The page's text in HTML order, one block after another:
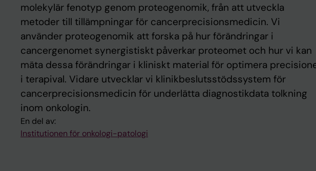
molekylär fenotyp genom proteogenomik, från att utveckla
metoder till tillämpningar för cancerprecisionsmedicin. Vi
använder proteogenomik att forska på hur förändringar i
cancergenomet synergistiskt påverkar proteomet och hur vi kan
mäta dessa förändringar i kliniskt material för optimera
i terapival. Vidare utvecklar vi klinikbeslutsstödssystem för
cancerprecisionsmedicin för underlätta diagnostikdata tolkning
inom onkologin.
En del av:
Institutionen för onkologi-patologi